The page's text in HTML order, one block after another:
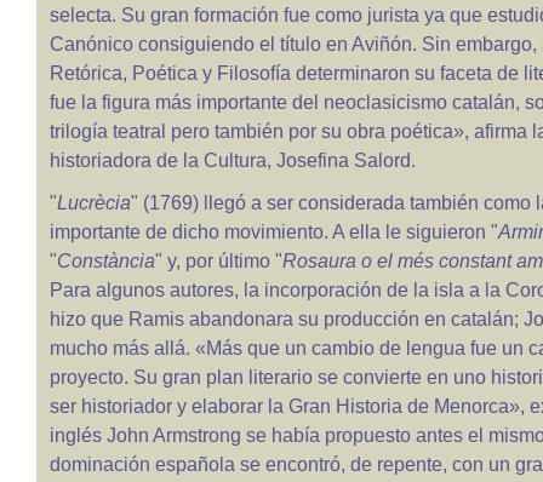
selecta. Su gran formación fue como jurista ya que
Canónico consiguiendo el título en Aviñón. Sin embargo,
Retórica, Poética y Filosofía determinaron su faceta de
fue la figura más importante del neoclasicismo catalán,
trilogía teatral pero también por su obra poética», afirma
historiadora de la Cultura, Josefina Salord.
"Lucrècia" (1769) llegó a ser considerada también como
importante de dicho movimiento. A ella le siguieron "
"Constància" y, por último "Rosaura o el més constant
Para algunos autores, la incorporación de la isla a la
hizo que Ramis abandonara su producción en catalán;
mucho más allá. «Más que un cambio de lengua fue un
proyecto. Su gran plan literario se convierte en uno
ser historiador y elaborar la Gran Historia de Menorca»,
inglés John Armstrong se había propuesto antes el
dominación española se encontró, de repente, con un